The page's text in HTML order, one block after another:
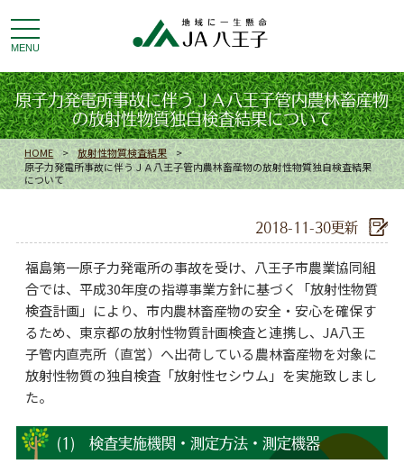
toggle
navigation
MENU
HOME > 放射性物質検査結果
>
原子力発電所事故に伴うＪＡ八王子管内農林畜産物の放射性物質独自検査結果
について
原子力発電所事故に伴うＪＡ八王子管内農林畜産物
の放射性物質独自検査結果について
2018-11-30更新
福島第一原子力発電所の事故を受け、八王子市農業協同組
合では、平成30年度の指導事業方針に基づく「放射性物質
検査計画」により、市内農林畜産物の安全・安心を確保す
るため、東京都の放射性物質計画検査と連携し、JA八王
子管内直売所（直営）へ出荷している農林畜産物を対象に
放射性物質の独自検査「放射性セシウム」を実施致しまし
た。
(1) 検査実施機関・測定方法・測定機器